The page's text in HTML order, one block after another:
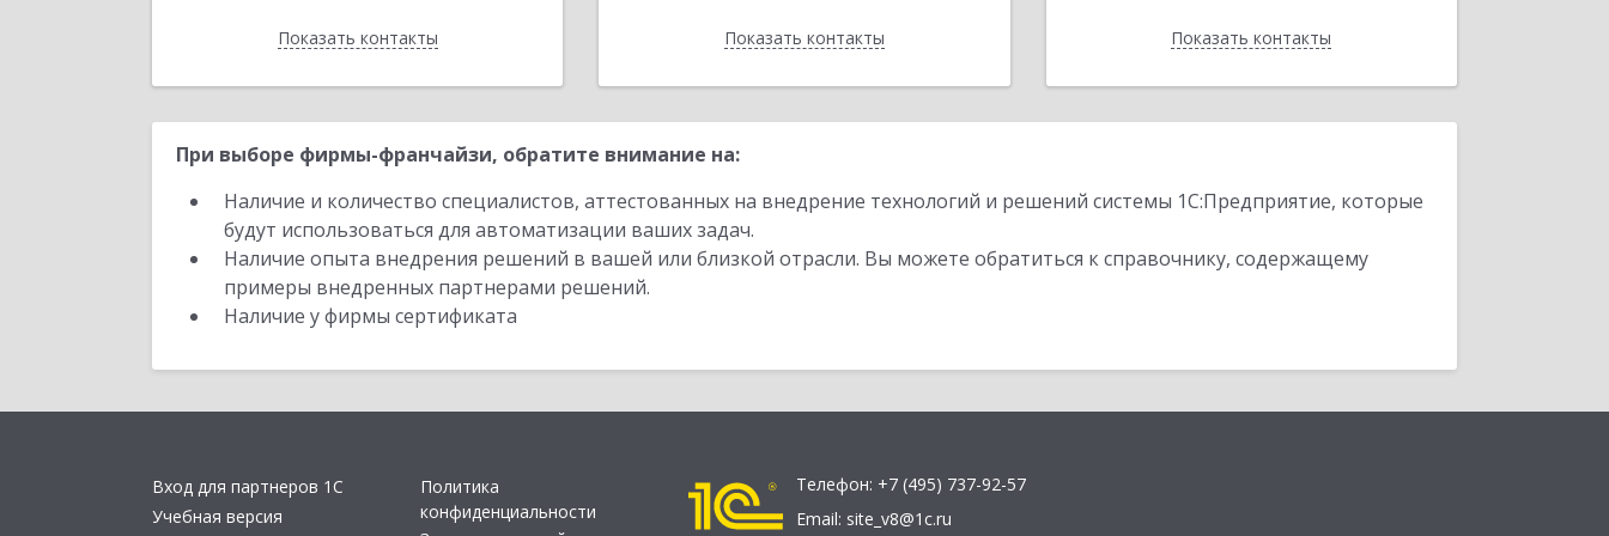
Показать контакты
Назад Показать контакты
Назад Показать контакты
Назад
При выборе фирмы-франчайзи, обратите внимание на:
Наличие и количество специалистов, аттестованных на внедрение технологий и решений системы 1С:Предприятие, которые
будут использоваться для автоматизации ваших задач.
Наличие опыта внедрения решений в вашей или близкой отрасли. Вы можете обратиться к справочнику, содержащему
примеры внедренных партнерами решений.
Наличие у фирмы сертификата
Вход для партнеров 1С
Учебная версия
Политика
конфиденциальности
Телефон: +7 (495) 737-92-57
Email: site_v8@1c.ru